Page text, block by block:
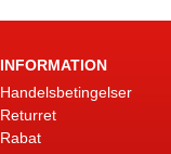
INFORMATION
Handelsbetingelser
Returret
Rabat